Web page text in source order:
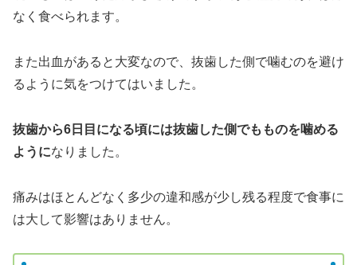
なく食べられます。
また出血があると大変なので、抜歯した側で噛むのを避け
るように気をつけてはいました。
抜歯から6日目になる頃には抜歯した側でもものを噛める
ようになりました。
痛みはほとんどなく多少の違和感が少し残る程度で食事に
は大して影響はありません。